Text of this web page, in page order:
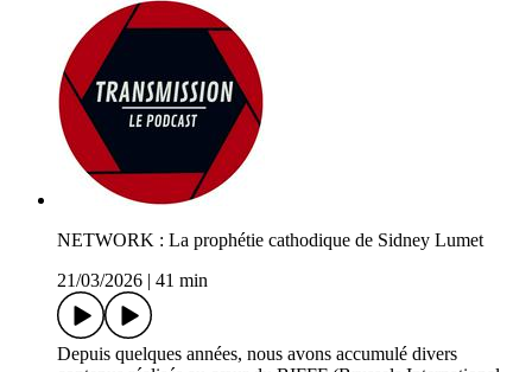
NETWORK : La prophétie cathodique de Sidney Lumet
21/03/2026
41 min
Depuis quelques années, nous avons accumulé divers